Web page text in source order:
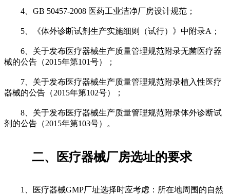
4、GB 50457-2008 医药工业洁净厂房设计规范；
5、《体外诊断试剂生产实施细则（试行）》中附录A；
6、关于发布医疗器械生产质量管理规范附录无菌医疗器
械的公告（2015年第101号）；
7、关于发布医疗器械生产质量管理规范附录植入性医疗
器械的公告（2015年第102号）；
8、关于发布医疗器械生产质量管理规范附录体外诊断试
剂的公告（2015年第103号）。
二、医疗器械厂房选址的要求
1、医疗器械GMP厂址选择时应考虑：所在地周围的自然